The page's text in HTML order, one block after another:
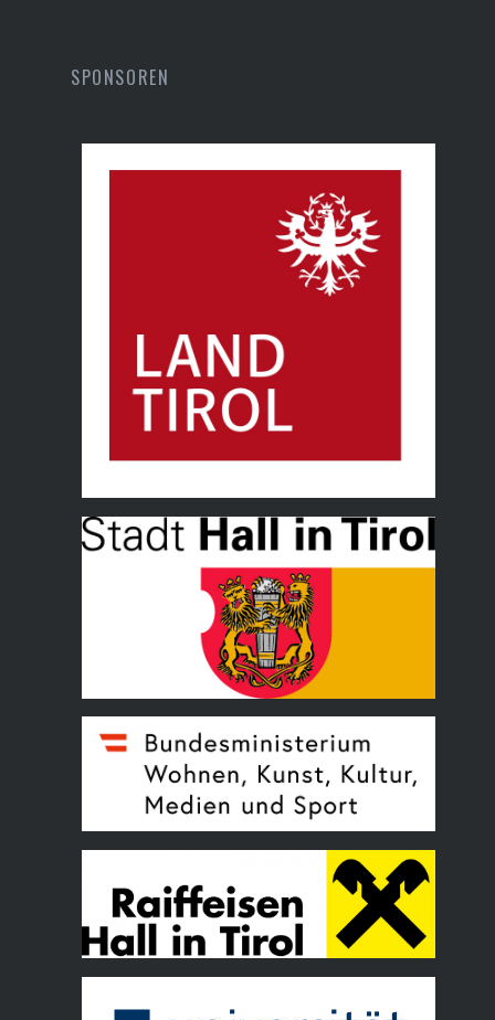
SPONSOREN
Land Tirol